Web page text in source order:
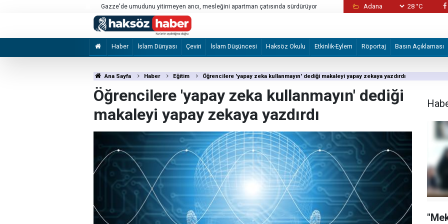
Gazze'de umudunu yitirmeyen arıcı, mesleğini apartman çatısında sürdürüyor Fransa’dan iade edilen tarihi eserler Şam
28 °C
Haber İslam Dünyası Çeviri İslam Düşüncesi Haksöz Okulu Etkinlik-Eylem Röportaj Basın Açıklaması
Ana Sayfa Haber Eğitim Öğrencilere 'yapay zeka kullanmayın' dediği makaleyi yapay zekaya yazdırdı
Öğrencilere 'yapay zeka kullanmayın' dediği
makaleyi yapay zekaya yazdırdı